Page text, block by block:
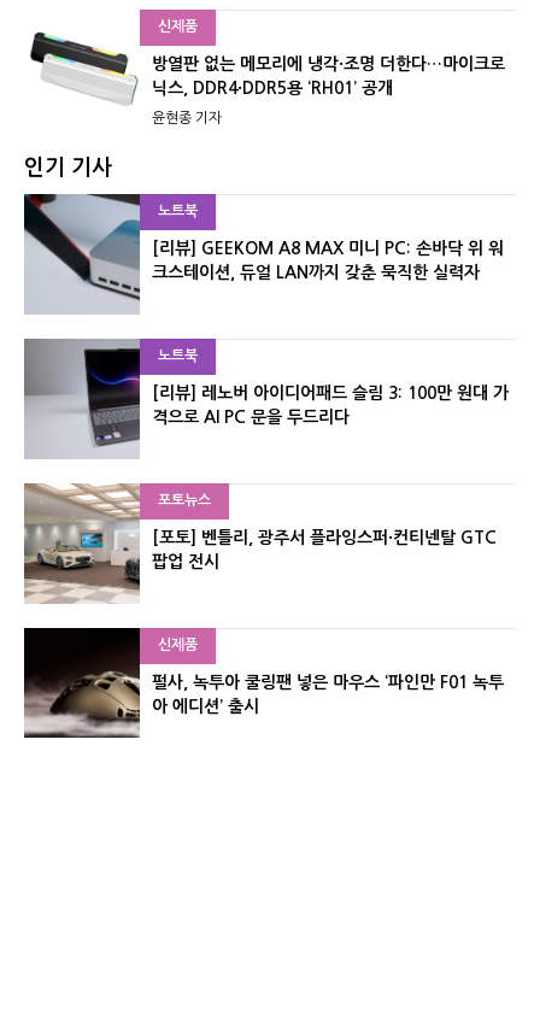
신제품
방열판 없는 메모리에 냉각·조명 더한다…마이크로
닉스, DDR4·DDR5용 ‘RH01’ 공개
윤현종 기자
인기 기사
노트북
[리뷰] GEEKOM A8 MAX 미니 PC: 손바닥 위 워
크스테이션, 듀얼 LAN까지 갖춘 묵직한 실력자
노트북
[리뷰] 레노버 아이디어패드 슬림 3: 100만 원대 가
격으로 AI PC 문을 두드리다
포토뉴스
[포토] 벤틀리, 광주서 플라잉스퍼·컨티넨탈 GTC
팝업 전시
신제품
펄사, 녹투아 쿨링팬 넣은 마우스 ‘파인만 F01 녹투
아 에디션’ 출시